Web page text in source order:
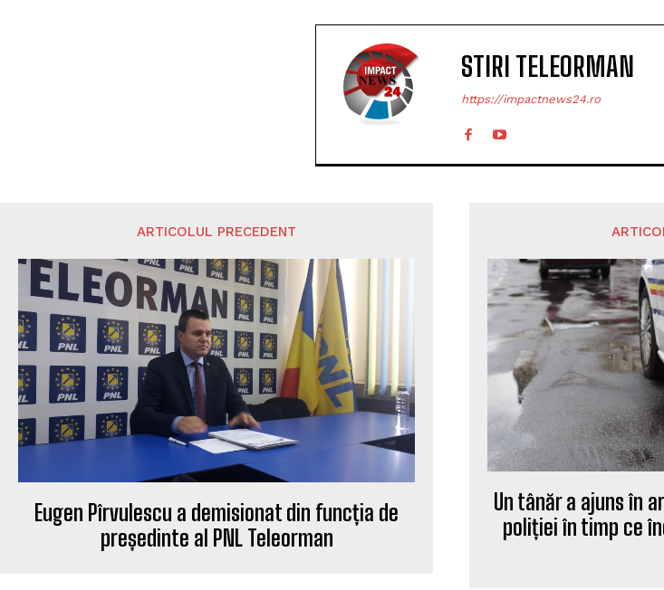
STIRI TELEORMAN
https://impactnews24.ro
ARTICOLUL PRECEDENT
Eugen Pîrvulescu a demisionat din funcția de
președinte al PNL Teleorman
Un tânăr a ajuns în
poliției în timp ce